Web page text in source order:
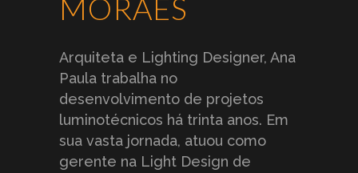
cinza cobre
grafiti
MORAES
Arquiteta e Lighting Designer, Ana
Paula trabalha no
desenvolvimento de projetos
luminotécnicos há trinta anos. Em
sua vasta jornada, atuou como
gerente na Light Design de